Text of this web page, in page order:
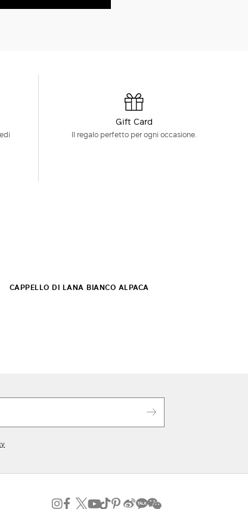
Gift Card
Il regalo perfetto per ogni occasione.
CAPPELLO DI LANA BIANCO ALPACA